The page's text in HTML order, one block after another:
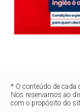
* O conteúdo de cada
Nos reservamos ao
com o propósito do